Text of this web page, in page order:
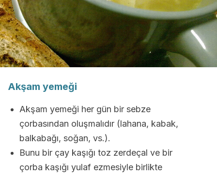
Akşam yemeği
Akşam yemeği her gün bir sebze
çorbasından oluşmalıdır (lahana, kabak,
balkabağı, soğan, vs.).
Bunu bir çay kaşığı toz zerdeçal ve bir
çorba kaşığı yulaf ezmesiyle birlikte